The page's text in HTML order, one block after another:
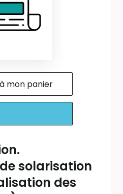
mon panier
solarisation
des